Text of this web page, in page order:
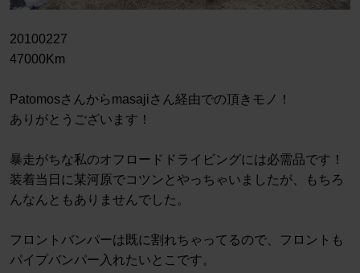
20100227
47000Km
Patomosさんからmasajiさん経由での頂きモノ！
ありがとうございます！
暴走がちな私のオフロードドライビングには必需品です！
装着当日に某河原でコツンとやっちゃいましたが、もちろ
んなんともありませんでした。
フロントバンパーは既に割れちゃってるので、フロントも
パイプバンパー入れたいとこです。